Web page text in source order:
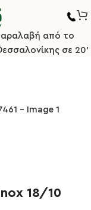
από το
σε 20'
18/10